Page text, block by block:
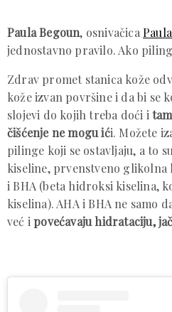
Paula Begoun, osnivačica
jednostavno pravilo. Ako
Zdrav promet stanica kože
kože izvan površine i da bi se
slojevi do kojih treba doći i
čišćenje ne mogu ići. Možete
pilinge koji se ostavljaju, a to
kiseline, prvenstveno glikolna
i BHA (beta hidroksi kiselina,
kiselina). AHA i BHA ne samo
već i povećavaju hidrataciju,